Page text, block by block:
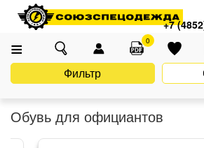
+7
0
Главная Каталог Спецобувь Обувь для
Обувь для официантов
Фильтр